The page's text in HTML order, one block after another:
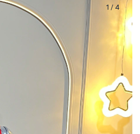
1 /4